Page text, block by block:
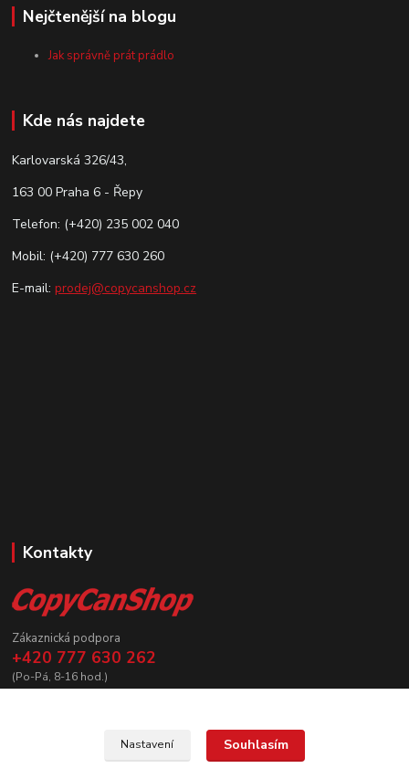
Nejčtenější na blogu
Jak správně prát prádlo
Kde nás najdete
Karlovarská 326/43,
163 00 Praha 6 - Řepy
Telefon: (+420) 235 002 040
Mobil: (+420) 777 630 260
E-mail: prodej@copycanshop.cz
Kontakty
Zákaznická podpora
+420 777 630 262
(Po-Pá, 8-16 hod.)
Nastavení Souhlasím